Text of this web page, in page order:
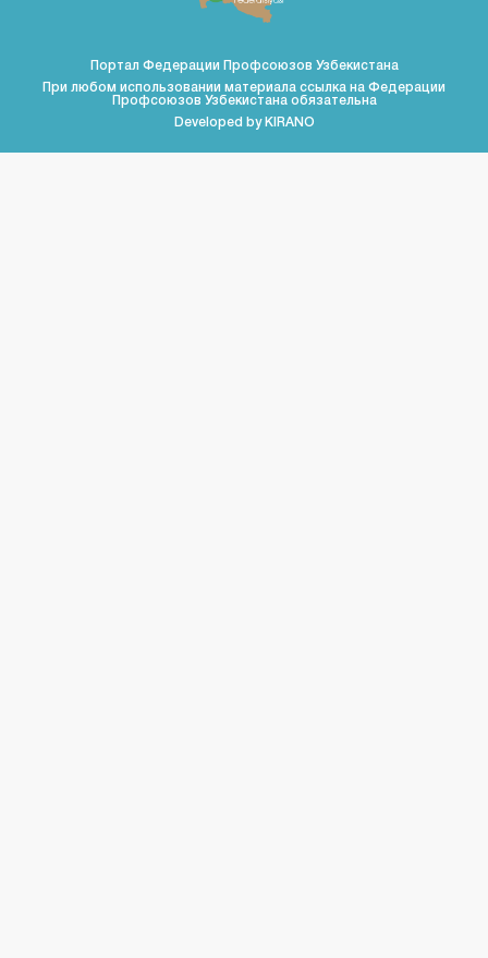
Портал Федерации Профсоюзов Узбекистана
При любом использовании материала ссылка на Федерации
Профсоюзов Узбекистана обязательна
Developed by KIRANO